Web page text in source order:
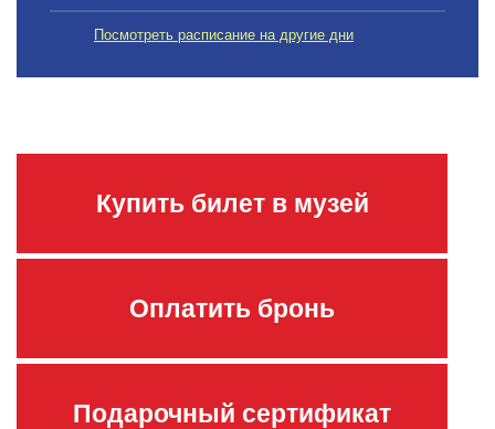
Посмотреть расписание на другие дни
Купить билет в музей
Оплатить бронь
Подарочный сертификат